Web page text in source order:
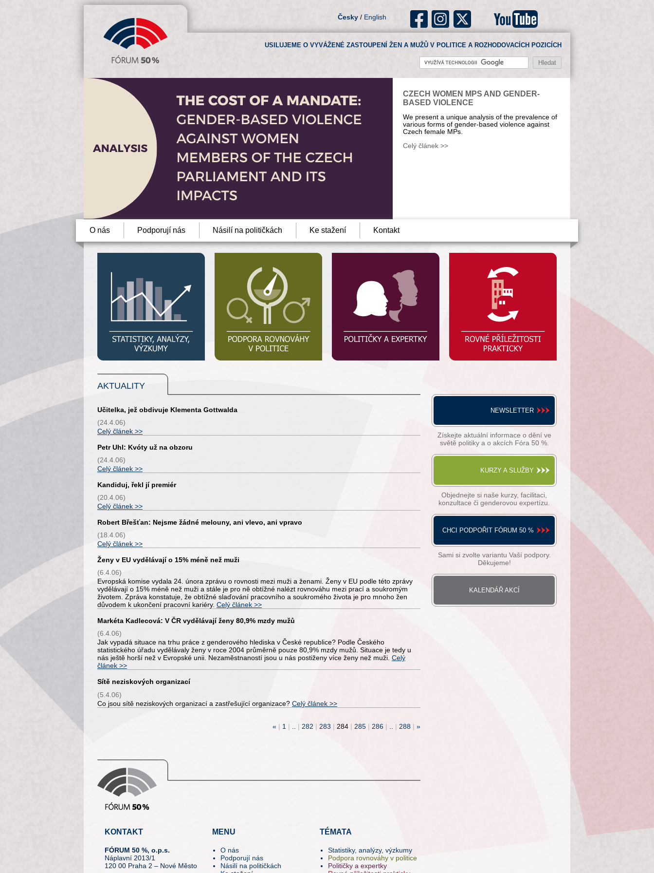
Česky / English
USILUJEME O VYVÁŽENÉ ZASTOUPENÍ ŽEN A MUŽŮ V POLITICE A ROZHODOVACÍCH POZICÍCH
CZECH WOMEN MPS AND GENDER-
BASED VIOLENCE
We present a unique analysis of the prevalence of
various forms of gender-based violence against
Czech female MPs.
Celý článek >>
O nás Podporují nás Násilí na političkách Ke stažení Kontakt
AKTUALITY
Učitelka, jež obdivuje Klementa Gottwalda
(24.4.06)
Celý článek >>
Petr Uhl: Kvóty už na obzoru
(24.4.06)
Celý článek >>
Kandiduj, řekl jí premiér
(20.4.06)
Celý článek >>
Robert Břešťan: Nejsme žádné melouny, ani vlevo, ani vpravo
(18.4.06)
Celý článek >>
Ženy v EU vydělávají o 15% méně než muži
(6.4.06)
Evropská komise vydala 24. února zprávu o rovnosti mezi muži a ženami. Ženy v EU podle této zprávy
vydělávají o 15% méně než muži a stále je pro ně obtížné nalézt rovnováhu mezi prací a soukromým
životem. Zpráva konstatuje, že obtížné slaďování pracovního a soukromého života je pro mnoho žen
důvodem k ukončení pracovní kariéry. Celý článek >>
Markéta Kadlecová: V ČR vydělávají ženy 80,9% mzdy mužů
(6.4.06)
Jak vypadá situace na trhu práce z genderového hlediska v České republice? Podle Českého
statistického úřadu vydělávaly ženy v roce 2004 průměrně pouze 80,9% mzdy mužů. Situace je tedy u
nás ještě horší než v Evropské unii. Nezaměstnaností jsou u nás postiženy více ženy než muži. Celý
článek >>
Sítě neziskových organizací
(5.4.06)
Co jsou sítě neziskových organizací a zastřešující organizace? Celý článek >>
« | 1 | | 282 | 283 | 284 | 285 | 286 | | 288 | »
NEWSLETTER
Získejte aktuální informace o dění ve
světě politiky a o akcích Fóra 50 %.
KURZY A SLUŽBY
Objednejte si naše kurzy, facilitaci,
konzultace či genderovou expertízu.
CHCI PODPOŘIT FÓRUM 50 %
Sami si zvolte variantu Vaší podpory.
Děkujeme!
KALENDÁŘ AKCÍ
KONTAKT
FÓRUM 50 %, o.p.s.
Náplavní 2013/1
120 00 Praha 2 – Nové Město
MENU
O nás
Podporují nás
Násilí na političkách
TÉMATA
Statistiky, analýzy, výzkumy
Podpora rovnováhy v politice
Političky a expertky